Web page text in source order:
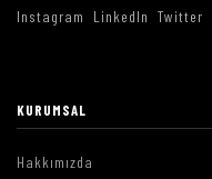
Instagram LinkedIn Twitter
KURUMSAL
Hakkımızda